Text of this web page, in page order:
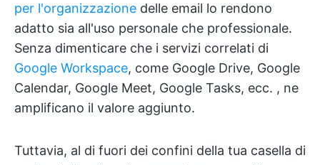
per l'organizzazione delle email lo rendono
adatto sia all'uso personale che professionale.
Senza dimenticare che i servizi correlati di
Google Workspace, come Google Drive, Google
Calendar, Google Meet, Google Tasks, ecc. , ne
amplificano il valore aggiunto.
Tuttavia, al di fuori dei confini della tua casella di